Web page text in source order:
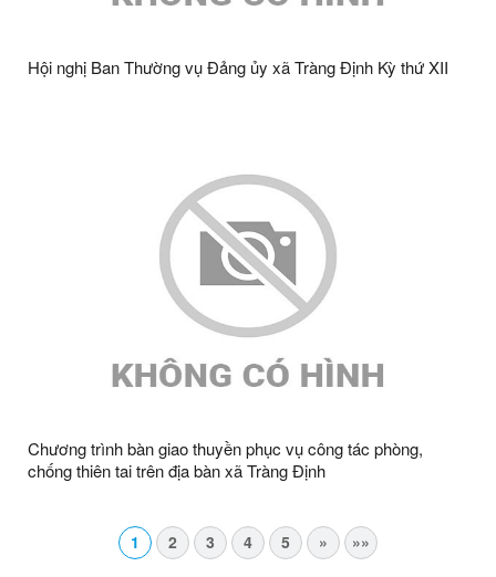
Hội nghị Ban Thường vụ Đảng ủy xã Tràng Định Kỳ thứ XII
Chương trình bàn giao thuyền phục vụ công tác phòng,
chống thiên tai trên địa bàn xã Tràng Định
1 2 3 4 5 » »»